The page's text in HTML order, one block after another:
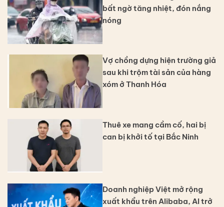
bất ngờ tăng nhiệt, đón nắng
nóng
Vợ chồng dựng hiện trường giả
sau khi trộm tài sản của hàng
xóm ở Thanh Hóa
Thuê xe mang cầm cố, hai bị
can bị khởi tố tại Bắc Ninh
Doanh nghiệp Việt mở rộng
xuất khẩu trên Alibaba, AI trở